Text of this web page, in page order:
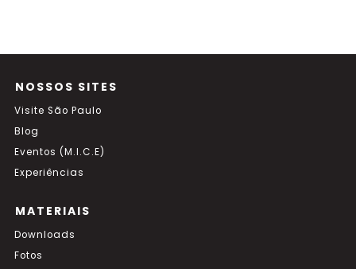
NOSSOS SITES
Visite São Paulo
Blog
Eventos (M.I.C.E)
Experiências
MATERIAIS
Downloads
Fotos